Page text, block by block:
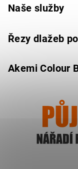
Naše služby
Řezy dlažeb
Akemi Colour